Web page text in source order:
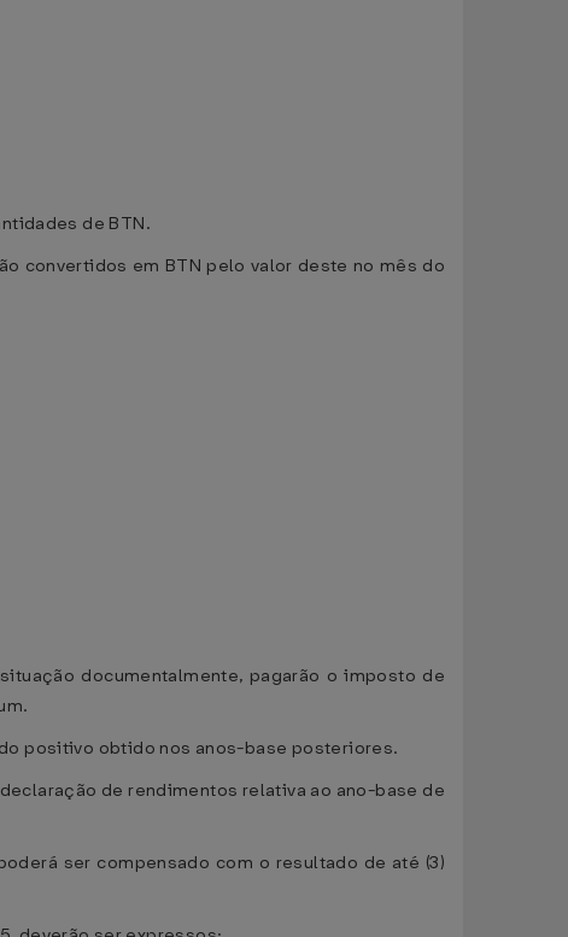
de BTN.
convertidos em BTN pelo valor deste no mês do
documentalmente, pagarão o imposto de
positivo obtido nos anos-base posteriores.
de rendimentos relativa ao ano-base de
ser compensado com o resultado de até (3)